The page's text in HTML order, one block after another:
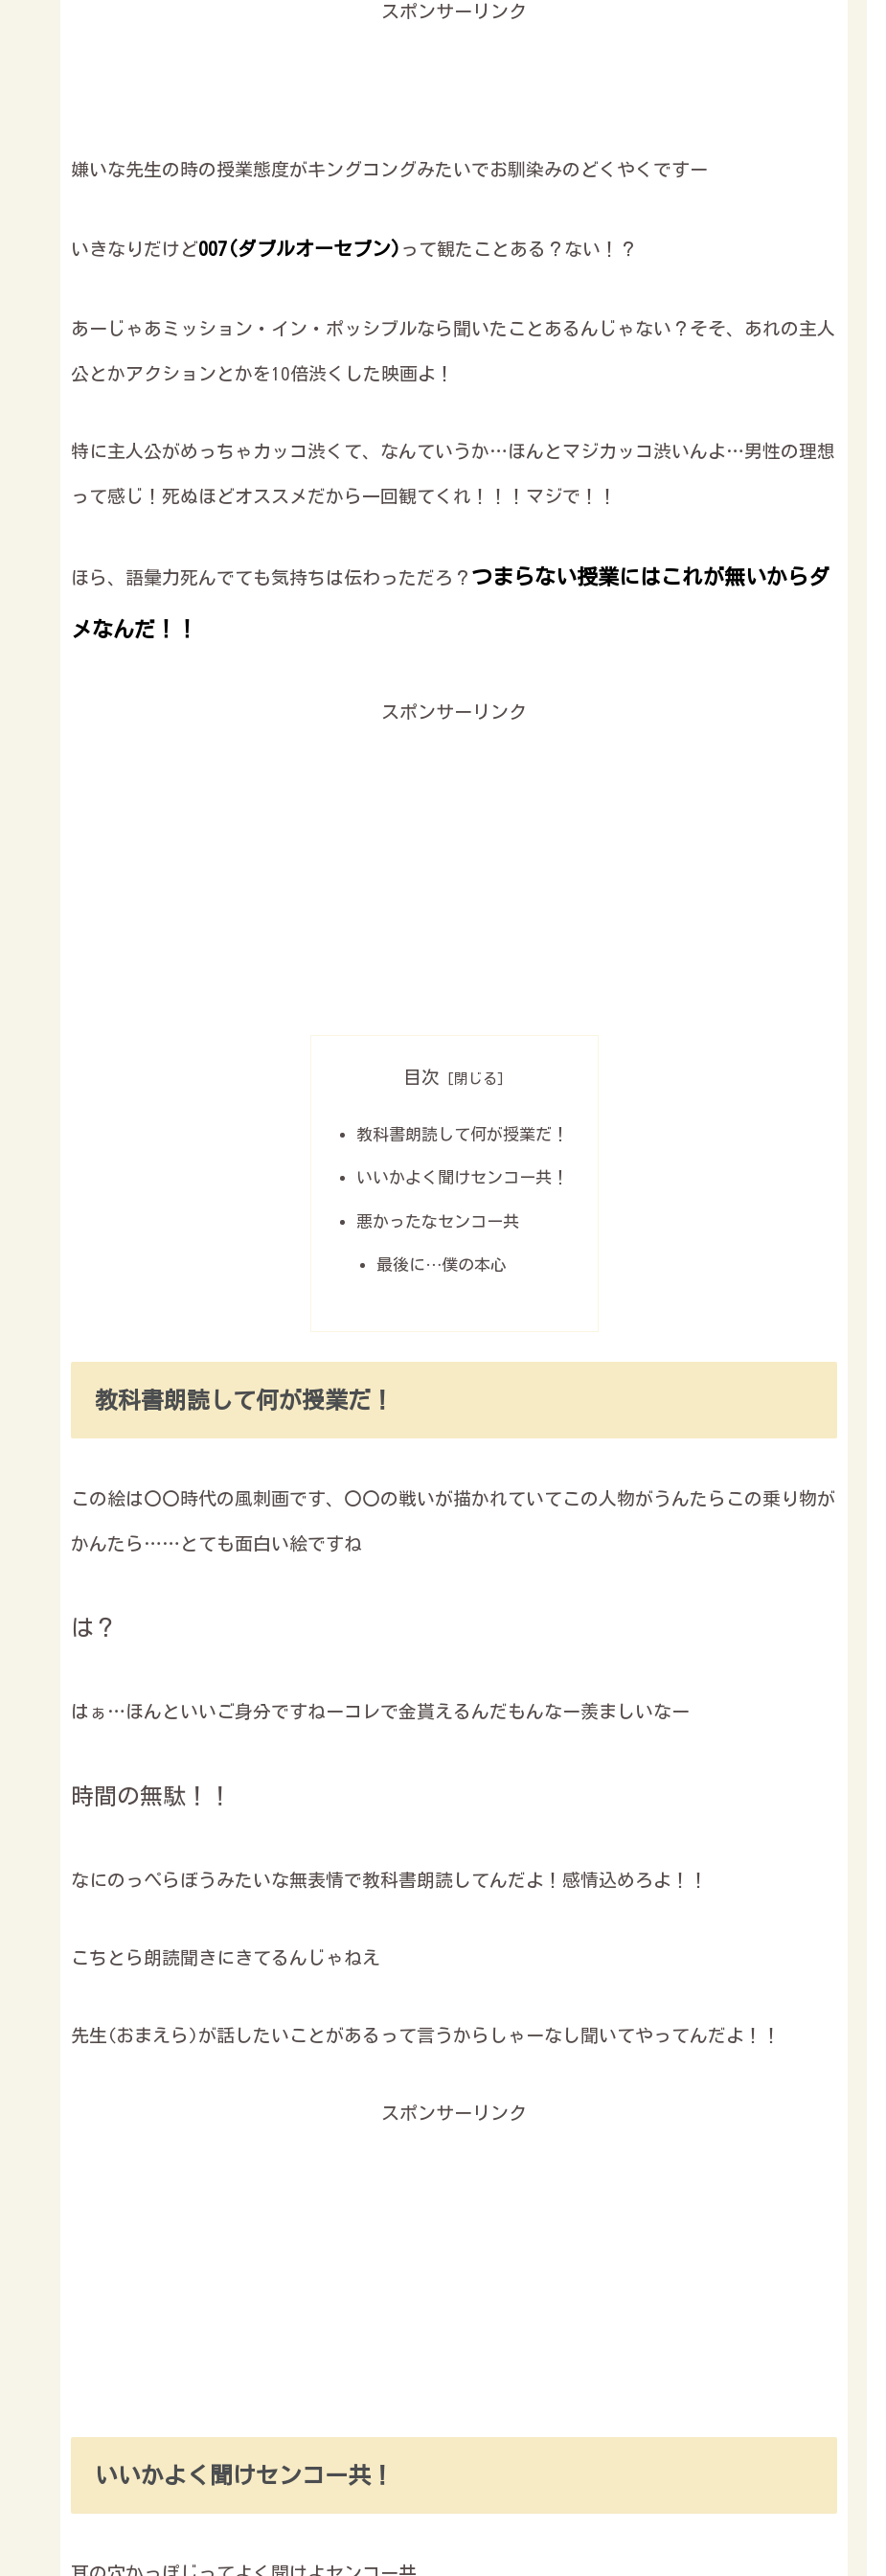
スポンサーリンク
嫌いな先生の時の授業態度がキングコングみたいでお馴染みのどくやくですー
いきなりだけど007(ダブルオーセブン) って観たことある？ない！？
あーじゃあミッション・イン・ポッシブルなら聞いたことあるんじゃない？そそ、あれの主人
公とかアクションとかを10倍渋くした映画よ！
特に主人公がめっちゃカッコ渋くて、なんていうか…ほんとマジカッコ渋いんよ…男性の理想
って感じ！死ぬほどオススメだから一回観てくれ！！！マジで！！
ほら、語彙力死んでても気持ちは伝わっただろ？ つまらない授業にはこれが無いからダ
メなんだ！！
スポンサーリンク
目次
教科書朗読して何が授業だ！
いいかよく聞けセンコー共！
悪かったなセンコー共
最後に…僕の本心
教科書朗読して何が授業だ！
この絵は〇〇時代の風刺画です、〇〇の戦いが描かれていてこの人物がうんたらこの乗り物が
かんたら……とても面白い絵ですね
は？
はぁ…ほんといいご身分ですねーコレで金貰えるんだもんなー羨ましいなー
時間の無駄！！
なにのっぺらぼうみたいな無表情で教科書朗読してんだよ！感情込めろよ！！
こちとら朗読聞きにきてるんじゃねえ
先生(おまえら)が話したいことがあるって言うからしゃーなし聞いてやってんだよ！！
スポンサーリンク
いいかよく聞けセンコー共！